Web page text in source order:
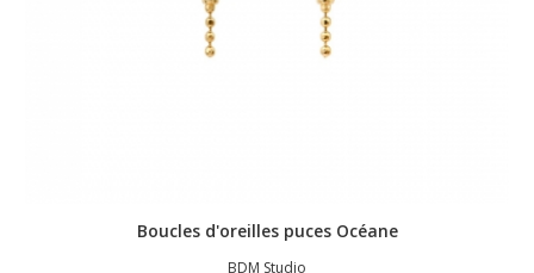
Boucles d'oreilles puces Océane
BDM Studio